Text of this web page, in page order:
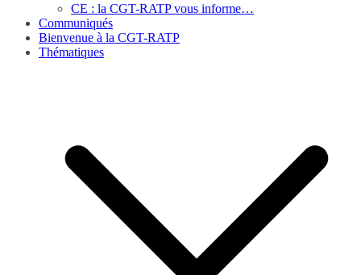
CE : la CGT-RATP vous informe…
Communiqués
Bienvenue à la CGT-RATP
Thématiques